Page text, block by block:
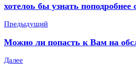
хотелоь бы узнать
Предыдущий
Можно ли попасть к Вам на
Далее